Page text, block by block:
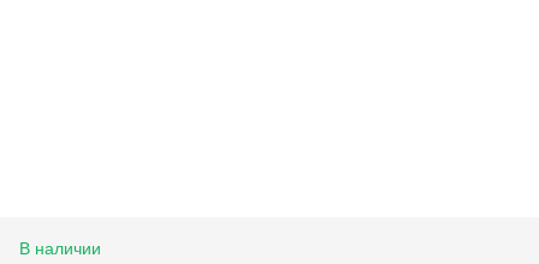
В наличии